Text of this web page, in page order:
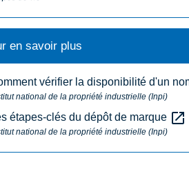
en savoir plus
vérifier la disponibilité d'un
national de la propriété industrielle (Inpi)
étapes-clés du dépôt de marque open_in_new
national de la propriété industrielle (Inpi)